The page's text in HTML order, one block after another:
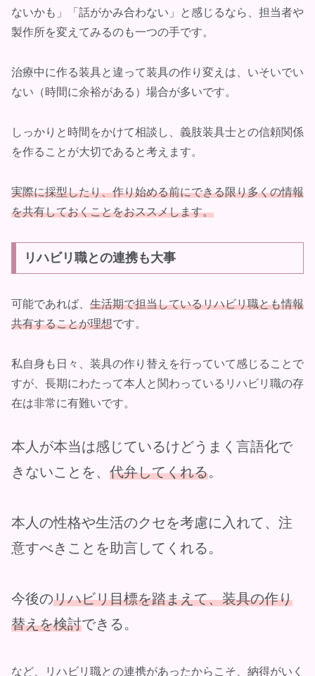
ないかも」「話がかみ合わない」と感じるなら、担当者や
製作所を変えてみるのも一つの手です。
治療中に作る装具と違って装具の作り変えは、いそいでい
ない（時間に余裕がある）場合が多いです。
しっかりと時間をかけて相談し、義肢装具士との信頼関係
を作ることが大切であると考えます。
実際に採型したり、作り始める前にできる限り多くの情報
を共有しておくことをおススメします。
リハビリ職との連携も大事
可能であれば、 生活期で担当しているリハビリ職とも情報
共有することが理想です。
私自身も日々、装具の作り替えを行っていて感じることで
すが、長期にわたって本人と関わっているリハビリ職の存
在は非常に有難いです。
本人が本当は感じているけどうまく言語化で
きないことを、 代弁してくれる。
本人の性格や生活のクセを考慮に入れて、注
意すべきことを助言してくれる。
今後のリハビリ目標を踏まえて、装具の作り
替えを検討できる。
など、リハビリ職との連携があったからこそ、納得がいく